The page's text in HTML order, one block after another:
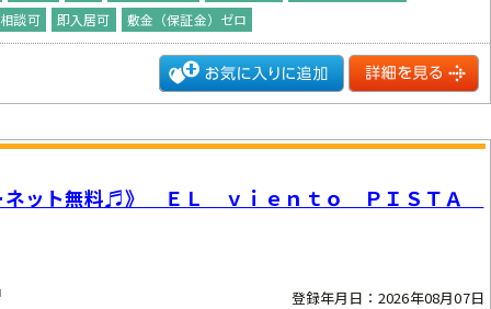
談可
即入居可 敷金（保証金）ゼロ
ネット無料♬》 ＥＬ ｖｉｅｎｔｏ ＰＩＳＴＡ
登録年月日：2026年08月07日